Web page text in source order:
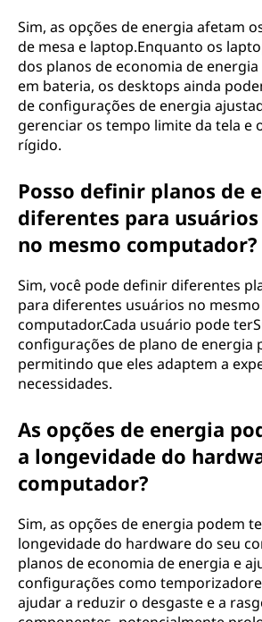
Sim, as opções de energia afetam
de mesa e laptop.Enquanto os
dos planos de economia de
em bateria, os desktops ainda
de configurações de energia
gerenciar os tempo limite da tela e
rígido.
Posso definir planos de
diferentes para
no mesmo computador?
Sim, você pode definir diferentes
para diferentes usuários no mesmo
computador.Cada usuário pode
configurações de plano de energia
permitindo que eles adaptem a
necessidades.
As opções de energia
a longevidade do
computador?
Sim, as opções de energia podem
longevidade do hardware do seu
planos de economia de energia e
configurações como
ajudar a reduzir o desgaste e a